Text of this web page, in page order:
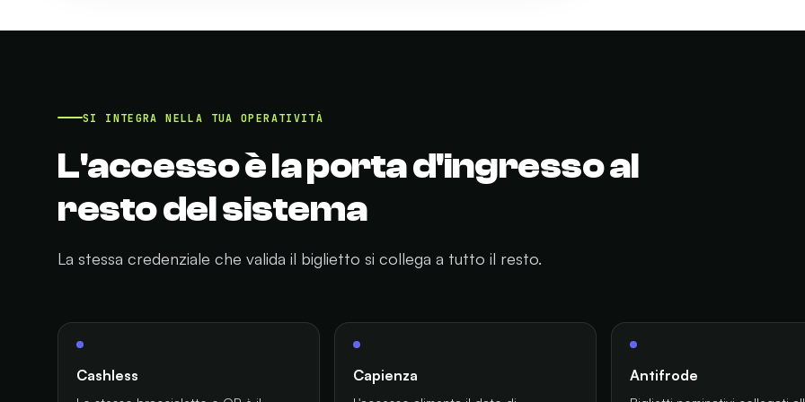
SI INTEGRA NELLA TUA OPERATIVITÀ
L'accesso è la porta d'ingresso al
resto del sistema
La stessa credenziale che valida il biglietto si collega a tutto il resto.
Cashless Capienza Antifrode